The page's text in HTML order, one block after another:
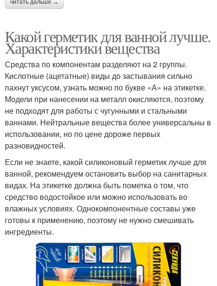
читать дальше →
Какой герметик для ванной лучше.
Характеристики вещества
Средства по компонентам разделяют на 2 группы.
Кислотные (ацетатные) виды до застывания сильно
пахнут уксусом, узнать можно по букве «А» на этикетке.
Модели при нанесении на металл окисляются, поэтому
не подходят для работы с чугунными и стальными
ваннами. Нейтральные вещества более универсальны в
использовании, но по цене дороже первых
разновидностей.
Если не знаете, какой силиконовый герметик лучше для
ванной, рекомендуем остановить выбор на санитарных
видах. На этикетке должна быть пометка о том, что
средство водостойкое или можно использовать во
влажных условиях. Однокомпонентные составы уже
готовы к применению, поэтому не нужно смешивать
ингредиенты.